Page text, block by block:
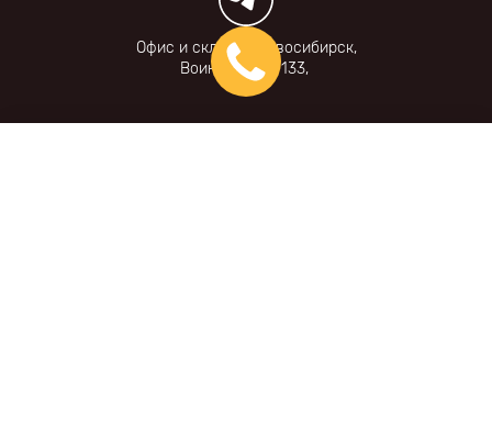
Офис и склад: г. Новосибирск,
Воинская ул., 133,